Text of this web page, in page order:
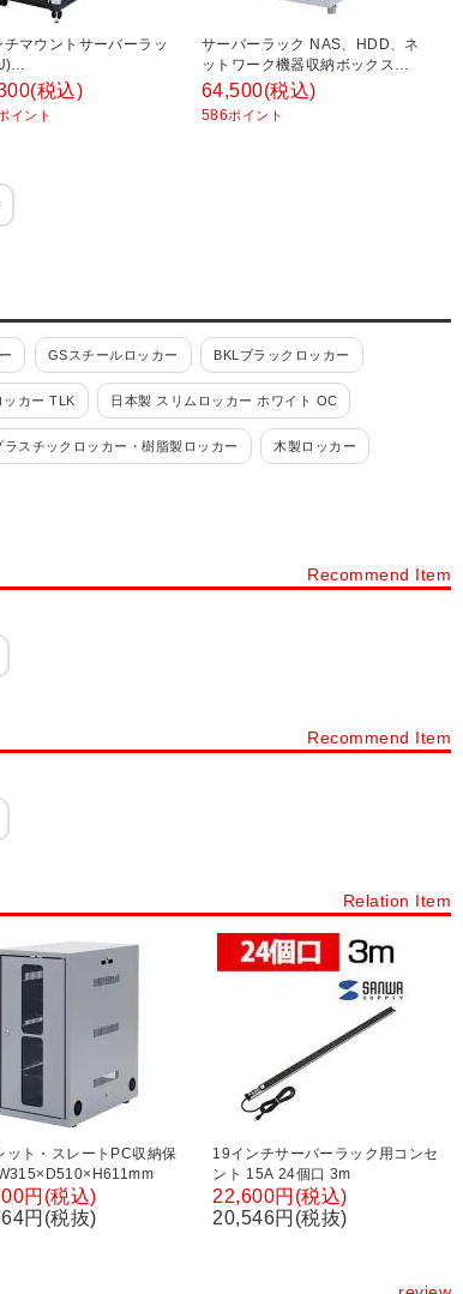
チマウントサーバーラッ
(税込)
イント
サーバーラック NAS、HDD、ネ
ットワーク機器収納ボックス
W450×D420×H508mm
64,500(税込)
586ポイント
GSスチールロッカー BKLブラックロッカー
ッカー TLK 日本製 スリムロッカー ホワイト OC
ラスチックロッカー・樹脂製ロッカー 木製ロッカー
プンタイプ
スチールワイヤーラック シェルゴ
スチールラック 軽量棚 120kg/段
ラック 中量棚 300kg/段 スチールラック 中量棚 500kg/段
コンテナラック 樹脂製シェルフ・プラスチック棚
ーテーションラック・間仕切りシェルフ
ンケース・ショーケース
ルラック・ワゴンラック モーションカート
Recommend Item
Recommend Item
Relation Item
ット・スレートPC収納保
円(税込)
円(税抜)
19インチサーバーラック用コンセ
ント 15A 24個口 3m
22,600円(税込)
20,546円(税抜)